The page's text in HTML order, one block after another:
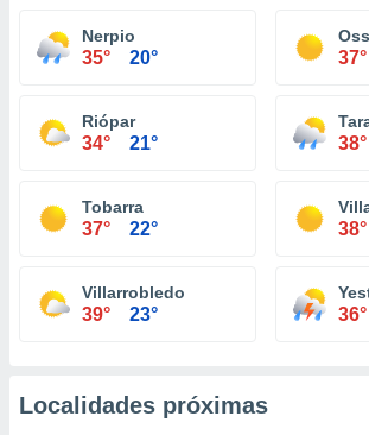
Nerpio
35° 20° 37°
Riópar
34° 21° 38°
Tobarra
37° 22° 38°
Villarrobledo
39° 23° 36°
Localidades próximas